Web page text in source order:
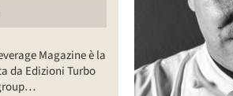
Magazine è la
da Edizioni Turbo